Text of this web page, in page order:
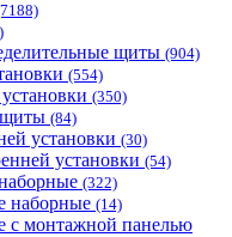
щиты (904)
(554)
(350)
(84)
установки (30)
установки (54)
(322)
наборные (14)
с монтажной панелью